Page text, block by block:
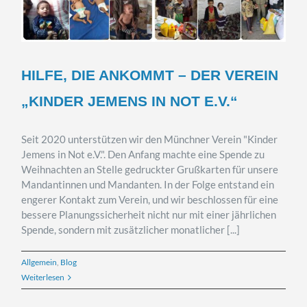
HILFE, DIE ANKOMMT – DER VEREIN
„KINDER JEMENS IN NOT E.V.“
Seit 2020 unterstützen wir den Münchner Verein "Kinder
Jemens in Not e.V.". Den Anfang machte eine Spende zu
Weihnachten an Stelle gedruckter Grußkarten für unsere
Mandantinnen und Mandanten. In der Folge entstand ein
engerer Kontakt zum Verein, und wir beschlossen für eine
bessere Planungssicherheit nicht nur mit einer jährlichen
Spende, sondern mit zusätzlicher monatlicher [...]
Allgemein, Blog
Weiterlesen